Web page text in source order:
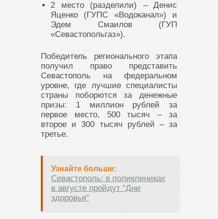
2 место (разделили) – Денис
Яценко (ГУПС «Водоканал») и
Эдем Смаилов (ГУП
«Севастопольгаз»).
Победитель регионального этапа
получил право представить
Севастополь на федеральном
уровне, где лучшие специалисты
страны поборются за денежные
призы: 1 миллион рублей за
первое место, 500 тысяч – за
второе и 300 тысяч рублей – за
третье.
Узнайте больше:
Севастополь: в поликлиниках
в августе пройдут "Дни
здоровья"